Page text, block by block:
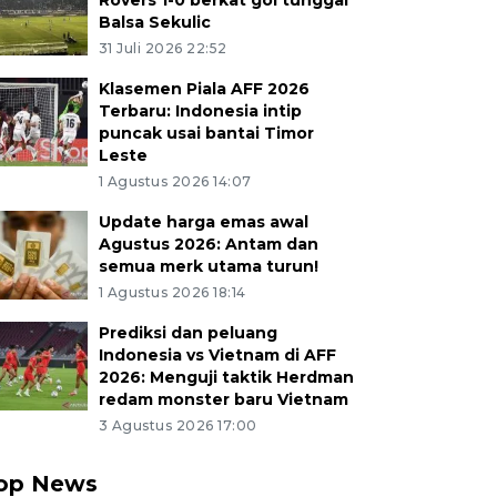
Balsa Sekulic
31 Juli 2026 22:52
Klasemen Piala AFF 2026
Terbaru: Indonesia intip
puncak usai bantai Timor
Leste
1 Agustus 2026 14:07
Update harga emas awal
Agustus 2026: Antam dan
semua merk utama turun!
1 Agustus 2026 18:14
Prediksi dan peluang
Indonesia vs Vietnam di AFF
2026: Menguji taktik Herdman
redam monster baru Vietnam
3 Agustus 2026 17:00
News